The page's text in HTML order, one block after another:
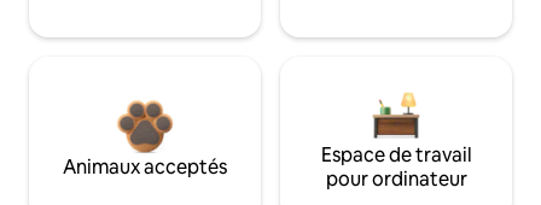
Animaux acceptés
Espace de travail
pour ordinateur